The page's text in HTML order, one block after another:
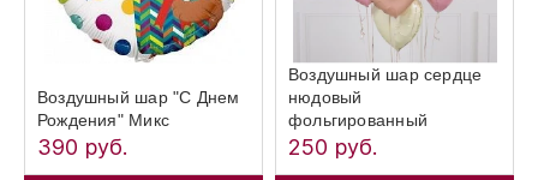
Воздушный шар "С Днем
Рождения" Микс
390 руб.
Воздушный шар сердце
нюдовый
фольгированный
250 руб.